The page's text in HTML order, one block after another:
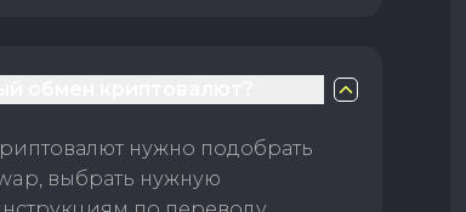
нужно подобрать
выбрать нужную